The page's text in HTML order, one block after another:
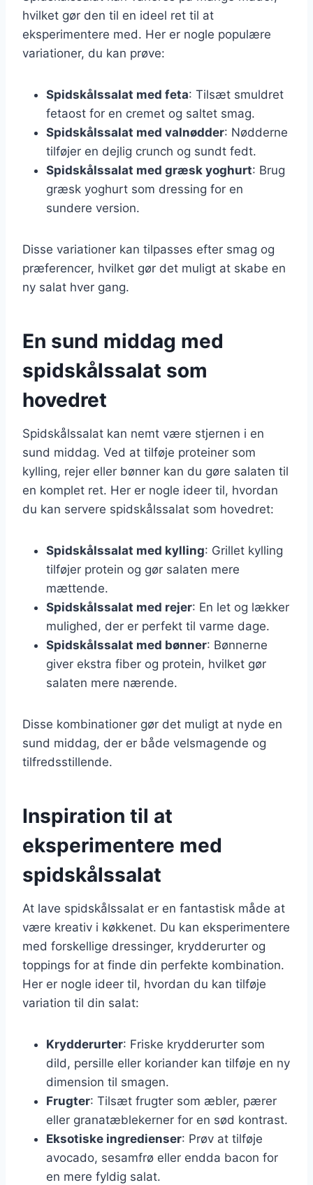
hvilket gør den til en ideel ret til at
eksperimentere med. Her er nogle populære
variationer, du kan prøve:
Spidskålssalat med feta: Tilsæt smuldret
fetaost for en cremet og saltet smag.
Spidskålssalat med valnødder: Nødderne
tilføjer en dejlig crunch og sundt fedt.
Spidskålssalat med græsk yoghurt: Brug
græsk yoghurt som dressing for en
sundere version.
Disse variationer kan tilpasses efter smag og
præferencer, hvilket gør det muligt at skabe en
ny salat hver gang.
En sund middag med
spidskålssalat som
hovedret
Spidskålssalat kan nemt være stjernen i en
sund middag. Ved at tilføje proteiner som
kylling, rejer eller bønner kan du gøre salaten til
en komplet ret. Her er nogle ideer til, hvordan
du kan servere spidskålssalat som hovedret:
Spidskålssalat med kylling: Grillet kylling
tilføjer protein og gør salaten mere
mættende.
Spidskålssalat med rejer: En let og lækker
mulighed, der er perfekt til varme dage.
Spidskålssalat med bønner: Bønnerne
giver ekstra fiber og protein, hvilket gør
salaten mere nærende.
Disse kombinationer gør det muligt at nyde en
sund middag, der er både velsmagende og
tilfredsstillende.
Inspiration til at
eksperimentere med
spidskålssalat
At lave spidskålssalat er en fantastisk måde at
være kreativ i køkkenet. Du kan eksperimentere
med forskellige dressinger, krydderurter og
toppings for at finde din perfekte kombination.
Her er nogle ideer til, hvordan du kan tilføje
variation til din salat:
Krydderurter: Friske krydderurter som
dild, persille eller koriander kan tilføje en ny
dimension til smagen.
Frugter: Tilsæt frugter som æbler, pærer
eller granatæblekerner for en sød kontrast.
Eksotiske ingredienser: Prøv at tilføje
avocado, sesamfrø eller endda bacon for
en mere fyldig salat.